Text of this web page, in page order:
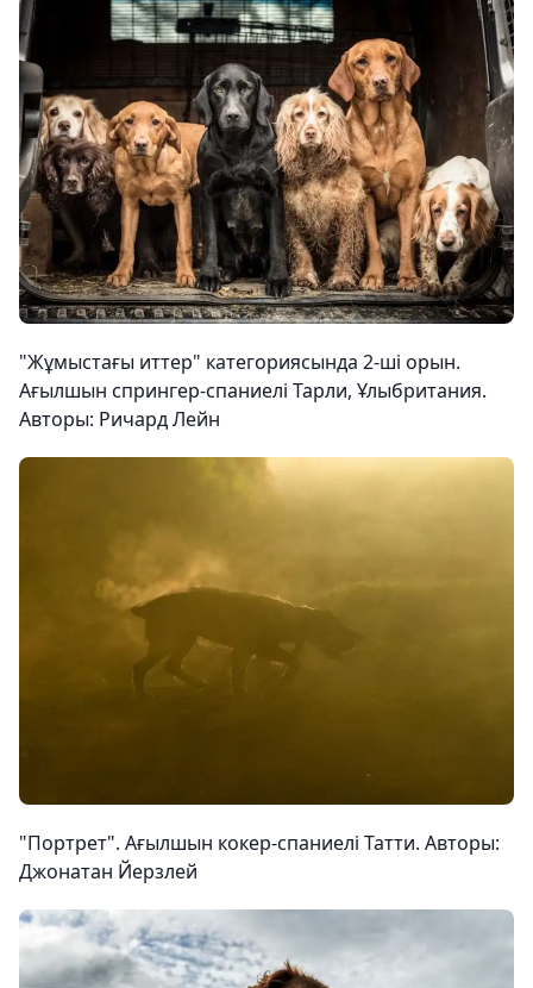
"Жұмыстағы иттер" категориясында 2-ші орын.
Ағылшын спрингер-спаниелі Тарли, Ұлыбритания.
Авторы: Ричард Лейн
"Портрет". Ағылшын кокер-спаниелі Татти. Авторы:
Джонатан Йерзлей